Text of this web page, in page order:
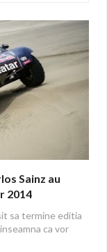
Sainz au
2014
sa termine editia
ca vor